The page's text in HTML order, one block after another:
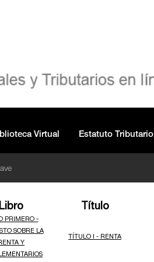
Virtual Estatuto Tributario